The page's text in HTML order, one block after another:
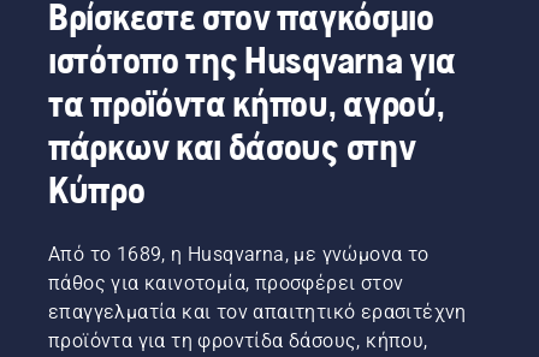
πρέπει
να
λάβετε
υπόψη
όταν
αγοράζετε
μπορντουροψάλιδο.
Βρίσκεστε στον παγκόσμιο
ιστότοπο της Husqvarna για
τα προϊόντα κήπου, αγρού,
πάρκων και δάσους στην
Κύπρο
Από το 1689, η Husqvarna, με γνώμονα το
πάθος για καινοτομία, προσφέρει στον
επαγγελματία και τον απαιτητικό ερασιτέχνη
προϊόντα για τη φροντίδα δάσους, κήπου,